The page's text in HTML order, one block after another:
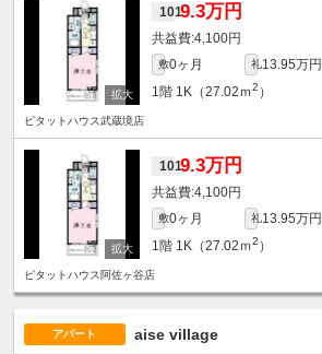
1019.3万円
4,100円
敷0ヶ月 礼13.95万円
1階 1K（27.02ｍ2 ）
ピタットハウス武蔵境店
1019.3万円
4,100円
敷0ヶ月 礼13.95万円
1階 1K（27.02ｍ2 ）
ピタットハウス阿佐ヶ谷店
アパート aise village